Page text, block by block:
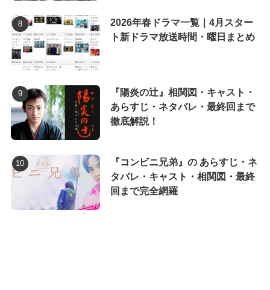
2026年春ドラマ一覧｜4月スター
ト新ドラマ放送時間・曜日まとめ
『陽炎の辻』相関図・キャスト・
あらすじ・ネタバレ・最終回まで
徹底解説！
『コンビニ兄弟』の あらすじ・ネ
タバレ・キャスト・相関図・最終
回まで完全網羅